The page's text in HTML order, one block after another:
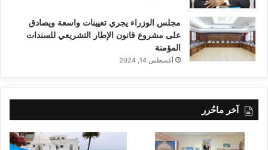
مجلس الوزراء يجري تعيينات واسعة ويصادق
على مشروع قانون الإطار التشريعي للسندات
المؤمنة
أغسطس 14, 2024
آخر ماحُرر